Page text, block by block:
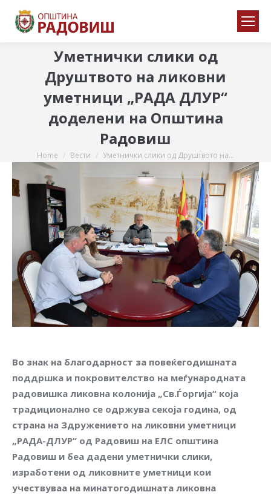
Уметнички слики од
Друштвото на ликовни
уметници „РАДА ДЛУР“
доделени на Општина
Радовиш
You are here:
Home Вести Уметнички слики од Друштвото на…
Во знак на благодарност за повеќегодишната
поддршка и покровителство на меѓународната
радовишка ликовна колонија „Св.Ѓоргија“ која
традиционално се одржува секоја година, од
страна на Здружението на ликовни уметници
„РАДА-ДЛУР“ од Радовиш на ЕЛС општина
Радовиш и беа дадени уметнички слики,
изработени од ликовните уметници кои
учествуваа на минатогодишната ликовна